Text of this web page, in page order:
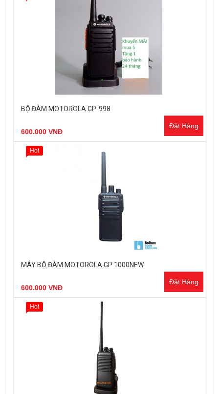
BỘ ĐÀM MOTOROLA GP-998
600.000 VNĐ
Đặt Hàng
MÁY BỘ ĐÀM MOTOROLA GP 1000NEW
600.000 VNĐ
Đặt Hàng
Hot
Hot